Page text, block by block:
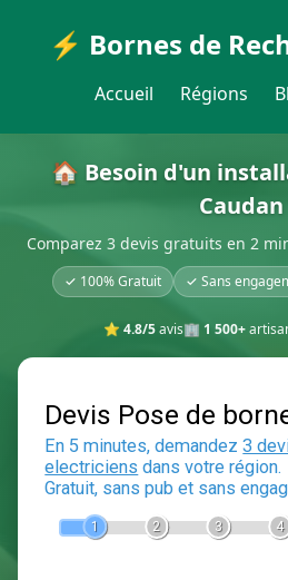
⚡ Bornes de
Accueil Régions
🏠 Besoin d'un
Caudan
Comparez 3 devis gratuits en 2
✓ 100% Gratuit ✓ Sans
⭐ 4.8/5avis🏢 1 500+
Devis Pose de
En 5 minutes,